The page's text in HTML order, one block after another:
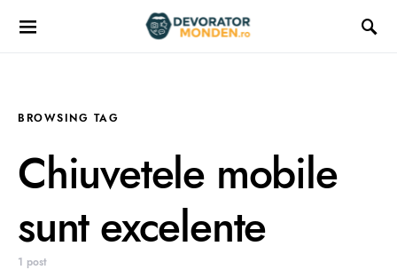
BROWSING TAG
Chiuvetele mobile
sunt excelente
1 post